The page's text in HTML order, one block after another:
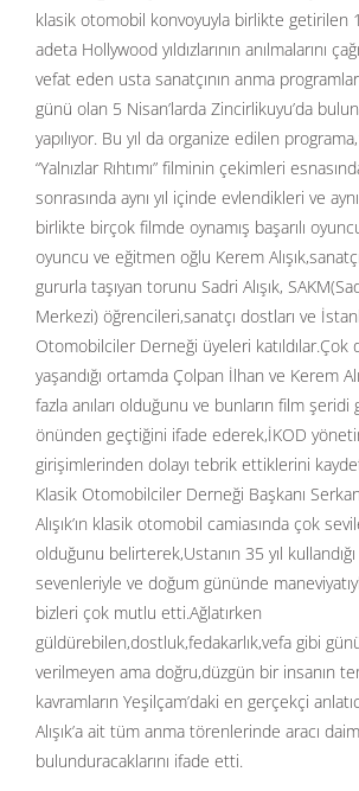
klasik otomobil konvoyuyla birlikte getirilen
adeta Hollywood yıldızlarının anılmalarını
vefat eden usta sanatçının anma
günü olan 5 Nisan’larda Zincirlikuyu’da
yapılıyor. Bu yıl da organize edilen
“Yalnızlar Rıhtımı” filminin çekimleri
sonrasında aynı yıl içinde evlendikleri ve
birlikte birçok filmde oynamış başarılı
oyuncu ve eğitmen oğlu Kerem
gururla taşıyan torunu Sadri Alışık,
Merkezi) öğrencileri,sanatçı dostları ve
Otomobilciler Derneği üyeleri katıldılar.Çok
yaşandığı ortamda Çolpan İlhan ve Kerem
fazla anıları olduğunu ve bunların film şeridi
önünden geçtiğini ifade ederek,İKOD
girişimlerinden dolayı tebrik ettiklerini
Klasik Otomobilciler Derneği Başkanı
Alışık’ın klasik otomobil camiasında çok
olduğunu belirterek,Ustanın 35 yıl kullandığı
sevenleriyle ve doğum gününde
bizleri çok mutlu etti.Ağlatırken
güldürebilen,dostluk,fedakarlık,vefa gibi
verilmeyen ama doğru,düzgün bir insanın
kavramların Yeşilçam’daki en gerçekçi
Alışık’a ait tüm anma törenlerinde aracı
bulunduracaklarını ifade etti.